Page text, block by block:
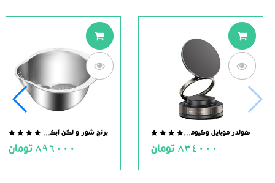
out
5
هولدر موبایل وکیومی مگنت دار
834000 تومان
5
برنج شور و لگن آبکش دار استیل
896000 تومان